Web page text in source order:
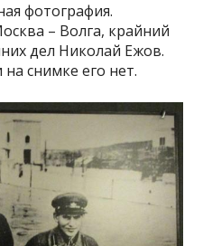
фотография.
– Волга, крайний
дел Николай Ежов.
на снимке его нет.